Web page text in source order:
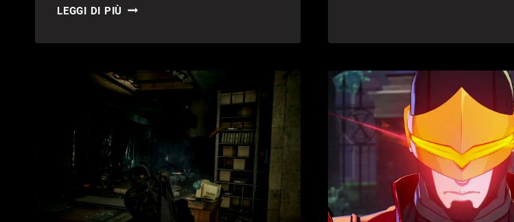
LEGGI DI PIÙ MECCHA
SOTTO
ALCUNE
MAPPE
STEAM
WORKSHOP
CONTENEVANO
MALWARE
RASSICURA
BETHESDA